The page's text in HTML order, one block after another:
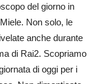
del giorno in
Non solo, le
anche durante
di Rai2. Scopriamo
di oggi per i